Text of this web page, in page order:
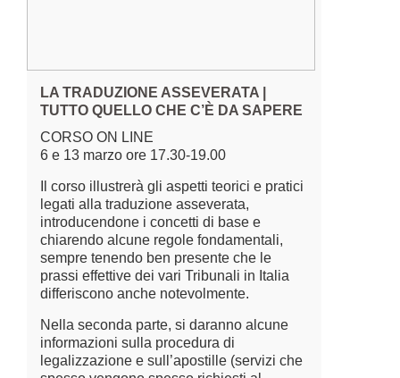
LA TRADUZIONE ASSEVERATA |
TUTTO QUELLO CHE C’È DA SAPERE
CORSO ON LINE
6 e 13 marzo ore 17.30-19.00
Il corso illustrerà gli aspetti teorici e pratici
legati alla traduzione asseverata,
introducendone i concetti di base e
chiarendo alcune regole fondamentali,
sempre tenendo ben presente che le
prassi effettive dei vari Tribunali in Italia
differiscono anche notevolmente.
Nella seconda parte, si daranno alcune
informazioni sulla procedura di
legalizzazione e sull’apostille (servizi che